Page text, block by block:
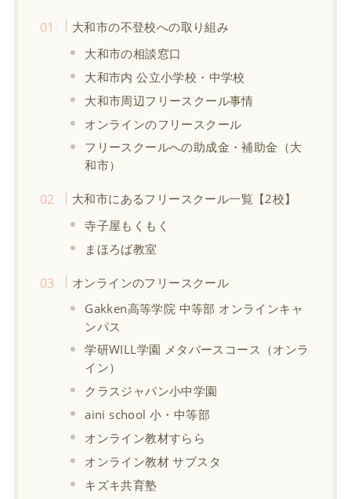
大和市の不登校への取り組み
大和市の相談窓口
大和市内 公立小学校・中学校
大和市周辺フリースクール事情
オンラインのフリースクール
フリースクールへの助成金・補助金（大
和市）
大和市にあるフリースクール一覧【2校】
寺子屋もくもく
まほろば教室
オンラインのフリースクール
Gakken高等学院 中等部 オンラインキャ
ンパス
学研WILL学園 メタバースコース（オンラ
イン）
クラスジャパン小中学園
aini school 小・中等部
オンライン教材すらら
オンライン教材 サブスタ
キズキ共育塾